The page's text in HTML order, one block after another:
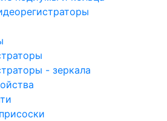
- зеркала